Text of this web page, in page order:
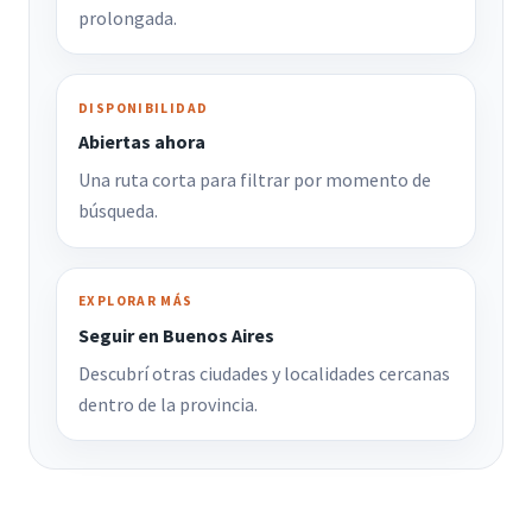
prolongada.
DISPONIBILIDAD
Abiertas ahora
Una ruta corta para filtrar por momento de
búsqueda.
EXPLORAR MÁS
Seguir en Buenos Aires
Descubrí otras ciudades y localidades cercanas
dentro de la provincia.